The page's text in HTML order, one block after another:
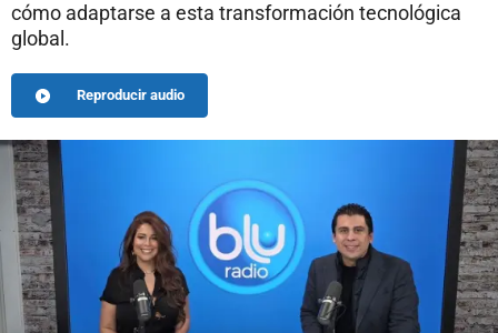
cómo adaptarse a esta transformación tecnológica
global.
Reproducir audio